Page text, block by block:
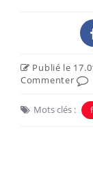
Publié le
Commenter
Mots clés :